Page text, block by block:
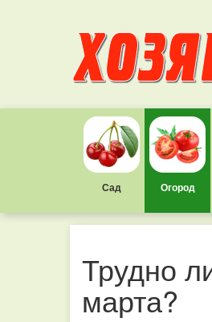
Сад Огород
Трудно
марта?